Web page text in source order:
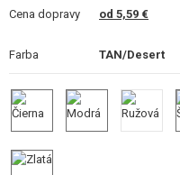
POŠKODENÝ, POUŽITÝ
NOVÝ TOVAR
Cena dopravy od 5,59 €
Farba TAN/Desert